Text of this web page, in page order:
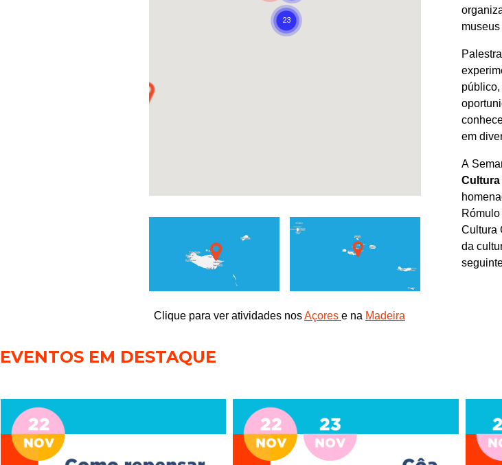
Clique para ver atividades nosAçores e na Madeira
em
A
Cultura
Cultura
da
EVENTOS EM DESTAQUE